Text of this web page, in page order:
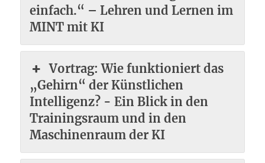
einfach.“ – Lehren und Lernen im
MINT mit KI
Vortrag: Wie funktioniert das
„Gehirn“ der Künstlichen
Intelligenz? - Ein Blick in den
Trainingsraum und in den
Maschinenraum der KI